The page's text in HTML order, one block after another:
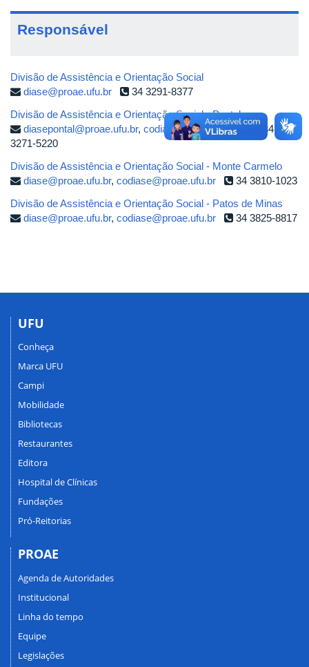
Responsável
Divisão de Assistência e Orientação Social
diase@proae.ufu.br
34 3291-8377
Divisão de Assistência e Orientação Social - Pontal
diasepontal@proae.ufu.br, codiase@proae.ufu.br
34
3271-5220
Divisão de Assistência e Orientação Social - Monte Carmelo
diase@proae.ufu.br, codiase@proae.ufu.br
34 3810-1023
Divisão de Assistência e Orientação Social - Patos de Minas
diase@proae.ufu.br, codiase@proae.ufu.br 34 3825-8817
UFU
Conheça
Marca UFU
Campi
Mobilidade
Bibliotecas
Restaurantes
Editora
Hospital de Clínicas
Fundações
Pró-Reitorias
PROAE
Agenda de Autoridades
Institucional
Linha do tempo
Equipe
Legislações